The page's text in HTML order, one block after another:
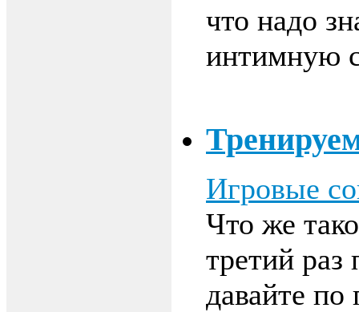
что надо
интимную
Игровые
Что же
третий
давайте по